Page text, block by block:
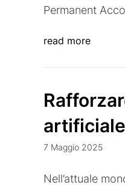
Permanent
read more
7 Maggio 2025
Nell’attuale